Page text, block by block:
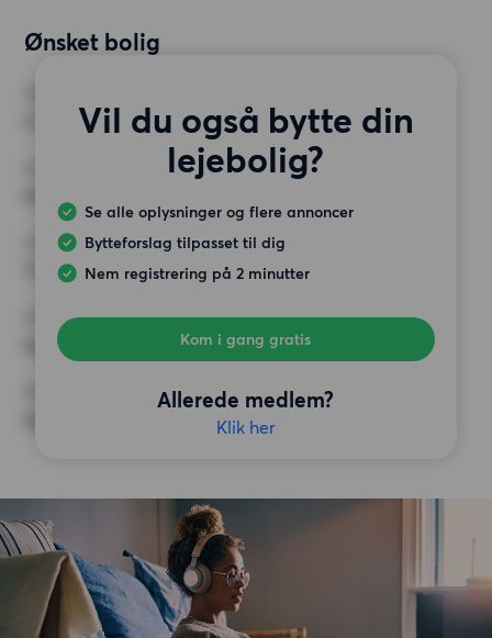
Ønsket bolig
Vil du også bytte din
lejebolig?
Se alle oplysninger og flere annoncer
Bytteforslag tilpasset til dig
Nem registrering på 2 minutter
Kom i gang gratis
Allerede medlem?
Klik her
2 værelser
MIN. ANTAL KVADRATMETER
MAX HUSLEJE
7 500 kr.
Ingen særlige krav
ØVRIGE PRÆFERENCER
Ingen særlige præferencer